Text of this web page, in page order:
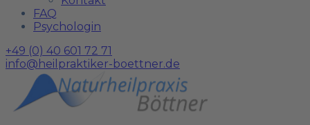
FAQ
Psychologin
+49 (0) 40 601 72 71
info@heilpraktiker-boettner.de